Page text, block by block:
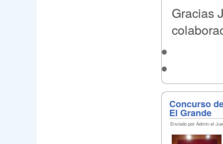
Gracias
Concurso
El Grande
Enviado por Admin el